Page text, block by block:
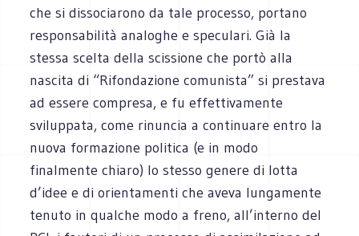
che si dissociarono da tale processo, portano
responsabilità analoghe e speculari. Già la
stessa scelta della scissione che portò alla
nascita di “Rifondazione comunista” si prestava
ad essere compresa, e fu effettivamente
sviluppata, come rinuncia a continuare entro la
nuova formazione politica (e in modo
finalmente chiaro) lo stesso genere di lotta
d’idee e di orientamenti che aveva lungamente
tenuto in qualche modo a freno, all’interno del